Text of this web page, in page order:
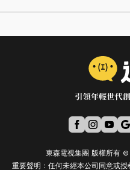
東森電視集團 版權所有
重要聲明：任何未經本公司同意或